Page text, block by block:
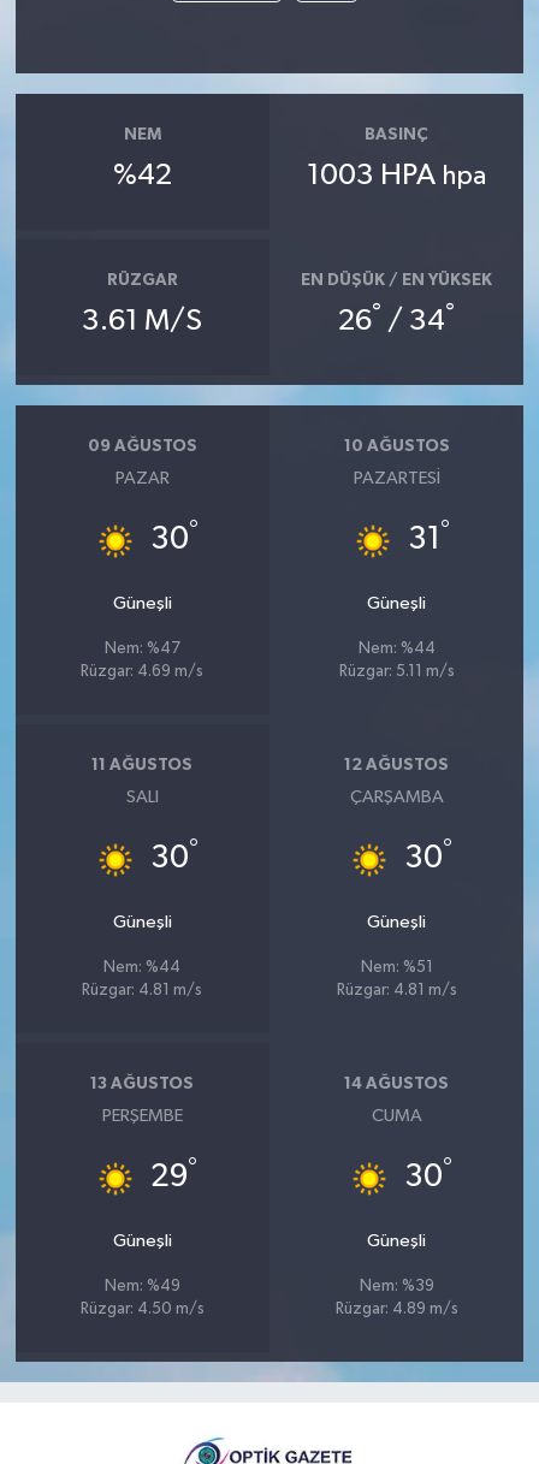
NEM
%42
BASINÇ
1003 HPA hpa
RÜZGAR
3.61 M/S
EN DÜŞÜK / EN YÜKSEK
26° / 34°
09 AĞUSTOS
PAZAR
30°
Güneşli
Nem: %47
Rüzgar: 4.69 m/s
10 AĞUSTOS
PAZARTESI
31 °
Güneşli
Nem: %44
Rüzgar: 5.11 m/s
11 AĞUSTOS
SALI
30°
Güneşli
Nem: %44
Rüzgar: 4.81 m/s
12 AĞUSTOS
ÇARŞAMBA
30°
Güneşli
Nem: %51
Rüzgar: 4.81 m/s
13 AĞUSTOS
PERŞEMBE
29°
Güneşli
Nem: %49
Rüzgar: 4.50 m/s
14 AĞUSTOS
CUMA
30°
Güneşli
Nem: %39
Rüzgar: 4.89 m/s